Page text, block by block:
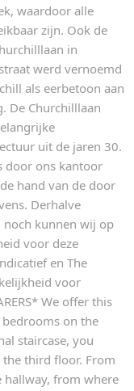
waardoor alle
zijn. Ook de
in
werd vernoemd
als eerbetoon aan
De Churchilllaan
uit de jaren 30.
door ons kantoor
hand van de door
Derhalve
noch kunnen wij op
voor deze
en The
voor
We offer this
on the
staircase, you
third floor. From
hallway, from where